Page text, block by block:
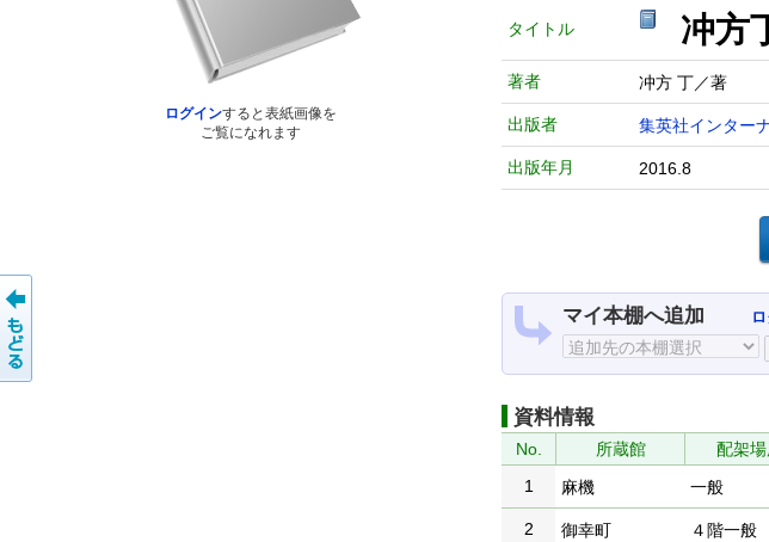
ログインすると表紙画像を
ご覧になれます
タイトル 冲
著者 冲方 丁／著
出版者 集英社インター
出版年月 2016.8
マイ本棚へ追加
資料情報
No. 所蔵館 配架
1
麻機 一般
2 御幸町 ４階一般